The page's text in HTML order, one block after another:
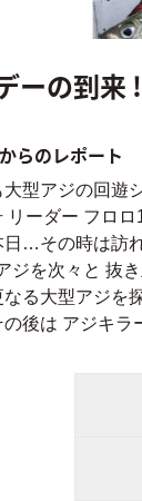
ーの到来 !
らのレポート
大型アジの回遊
リーダー フロ
…その時は訪れ
ジを次々と 抜
なる大型アジを
の後は アジキラ